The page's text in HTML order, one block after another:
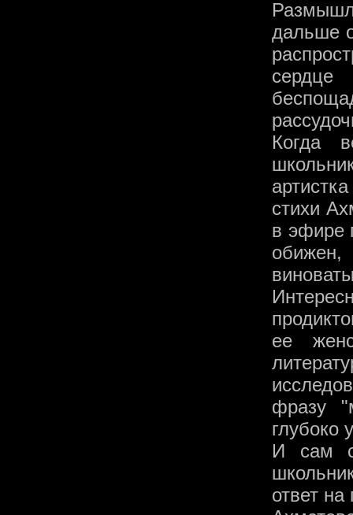
дальше
Когда
стихи
в эфире
ее
фразу
глубоко
И сам
ответ